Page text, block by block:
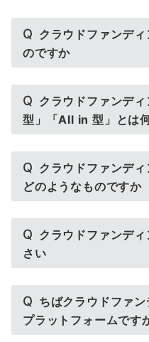
Q クラウドファンデ
のですか
Q クラウドファンデ
型」「All in 型」とは
Q クラウドファンデ
どのようなものですか
Q クラウドファンデ
さい
Q ちばクラウドファ
プラットフォームです